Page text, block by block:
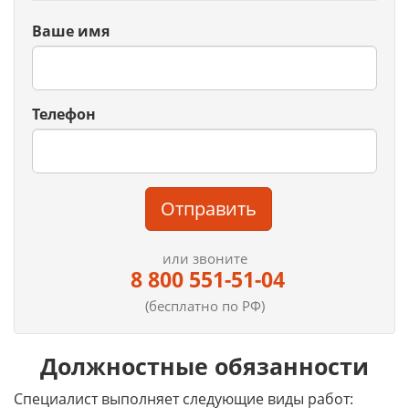
Ваше имя
Телефон
Отправить
или звоните
8 800 551-51-04
(бесплатно по РФ)
Должностные обязанности
Специалист выполняет следующие виды работ: